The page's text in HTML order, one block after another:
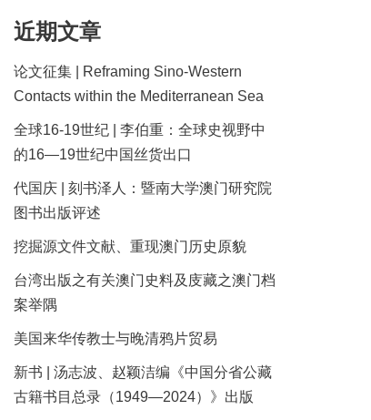
近期文章
论文征集 | Reframing Sino-Western
Contacts within the Mediterranean Sea
全球16-19世纪 | 李伯重：全球史视野中
的16—19世纪中国丝货出口
代国庆 | 刻书泽人：暨南大学澳门研究院
图书出版评述
挖掘源文件文献、重现澳门历史原貌
台湾出版之有关澳门史料及庋藏之澳门档
案举隅
美国来华传教士与晚清鸦片贸易
新书 | 汤志波、赵颖洁编《中国分省公藏
古籍书目总录（1949—2024）》出版